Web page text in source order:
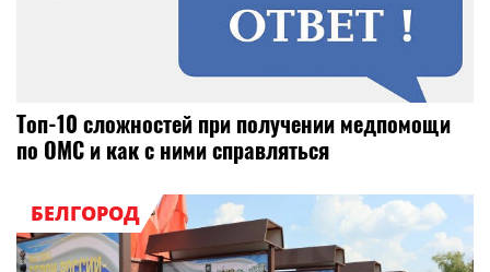
Топ-10 сложностей при получении медпомощи
по ОМС и как с ними справляться
БЕЛГОРОД